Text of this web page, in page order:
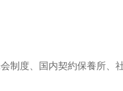
制度、国内契約保養所、